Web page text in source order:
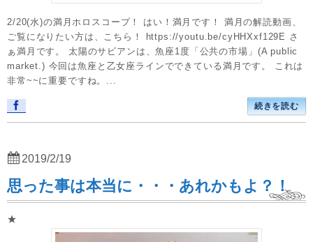
2/20(水)の満月ホロスコープ！ はい！満月です！ 満月の解読動画、
ご覧になりたい方は、こちら！ https://youtu.be/cyHHXxf129E さ
ぁ満月です。 太陽のサビアンは、魚座1度「公共の市場」(A public
market.) 今回は魚座と乙女座ラインでできている満月です。 これは
非常~~に重要ですね。...
続きを読む
思った事は本当に・・・あれかもよ？！
★
2019/2/19